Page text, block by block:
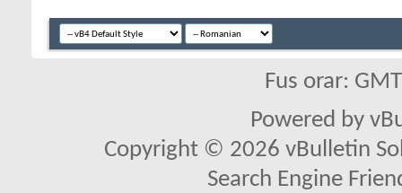
Fus orar:
Powered by
Copyright © 2026 vBulletin
Search Engine